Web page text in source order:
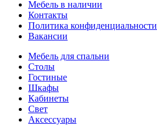
Мебель в наличии
Контакты
Политика конфиденциальности
Вакансии
Мебель для спальни
Столы
Гостиные
Шкафы
Кабинеты
Свет
Аксессуары